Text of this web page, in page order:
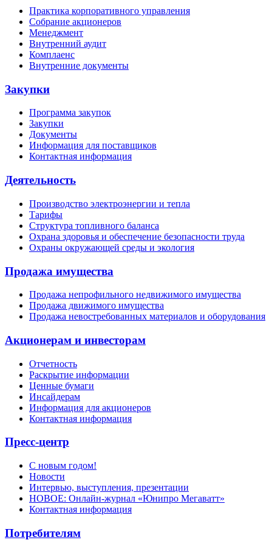
Практика корпоративного управления
Собрание акционеров
Менеджмент
Внутренний аудит
Комплаенс
Внутренние документы
Закупки
Программа закупок
Закупки
Документы
Информация для поставщиков
Контактная информация
Деятельность
Производство электроэнергии и тепла
Тарифы
Структура топливного баланса
Охрана здоровья и обеспечение безопасности труда
Охраны окружающей среды и экология
Продажа имущества
Продажа непрофильного недвижимого имущества
Продажа движимого имущества
Продажа невостребованных материалов и оборудования
Акционерам и инвесторам
Отчетность
Раскрытие информации
Ценные бумаги
Инсайдерам
Информация для акционеров
Контактная информация
Пресс-центр
С новым годом!
Новости
Интервью, выступления, презентации
НОВОЕ: Онлайн-журнал «Юнипро Мегаватт»
Контактная информация
Потребителям